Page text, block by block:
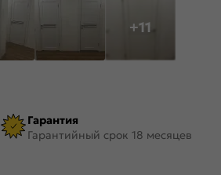
+11
Гарантия
Гарантийный срок 18 месяцев